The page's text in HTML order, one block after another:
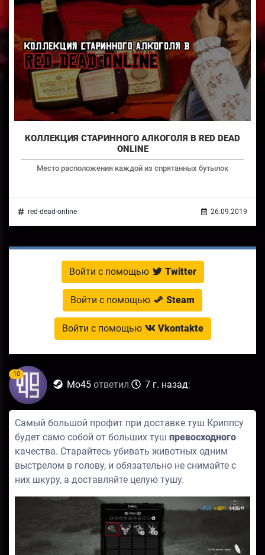
КОЛЛЕКЦИЯ СТАРИННОГО АЛКОГОЛЯ В RED DEAD
ONLINE
Место расположения каждой из спрятанных бутылок
red-dead-online 26.09.2019
Войти с помощью Twitter
Войти с помощью Steam
Войти с помощью Vkontakte
10
Mo45 ответил 7 г. назад:
Самый большой профит при доставке туш Криппсу
будет само собой от больших туш превосходного
качества. Старайтесь убивать животных одним
выстрелом в голову, и обязательно не снимайте с
них шкуру, а доставляйте целую тушу.